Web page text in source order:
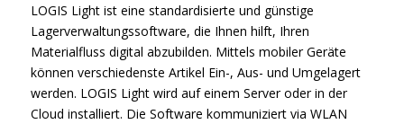
LOGIS Light ist eine standardisierte und günstige
Lagerverwaltungssoftware, die Ihnen hilft, Ihren
Materialfluss digital abzubilden. Mittels mobiler Geräte
können verschiedenste Artikel Ein-, Aus- und Umgelagert
werden. LOGIS Light wird auf einem Server oder in der
Cloud installiert. Die Software kommuniziert via WLAN